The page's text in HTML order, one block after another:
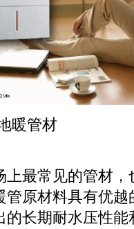
暖管材
上最常见的管材
管原材料具有优
长期耐水压性